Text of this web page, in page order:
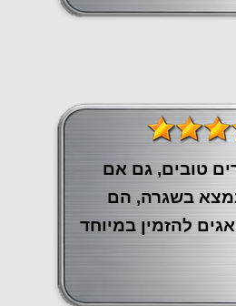
טובים, גם אם
בשגרה, הם
להזמין במיוחד